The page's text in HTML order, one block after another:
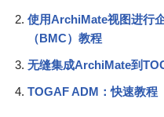
使用ArchiMate视图进行
（BMC）教程
无缝集成ArchiMate到
TOGAF ADM：快速教程